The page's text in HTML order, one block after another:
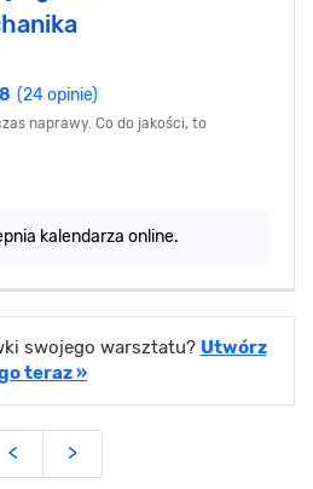
(24 opinie)
naprawy. Co do jakości, to
kalendarza online.
swojego warsztatu? Utwórz
teraz »
< >